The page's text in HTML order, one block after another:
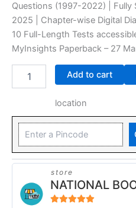
Questions (1997-2022) |
2025 | Chapter-wise Digital
10 Full-Length Tests
MyInsights Paperback – 27
Add to cart
location
store
NATIONAL